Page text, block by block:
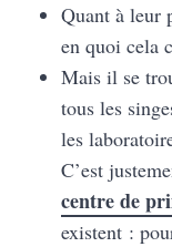
Quant à leur
en quoi cela
Mais il se
tous les
les
C’est
centre de
existent :